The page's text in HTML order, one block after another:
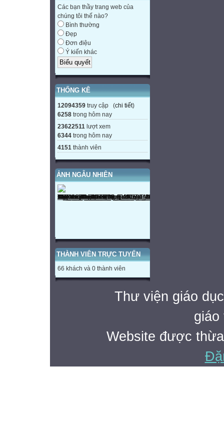
Các bạn thầy trang web của
chúng tôi thế nào?
Bình thường
Đẹp
Đơn điệu
Ý kiến khác
THỐNG KÊ
12094359 truy cập (chi tiết)
6258 trong hôm nay
23622511 lượt xem
6344 trong hôm nay
4151 thành viên
ẢNH NGẪU NHIÊN
THÀNH VIÊN TRỰC TUYẾN
66 khách và 0 thành viên
Thư viện giáo
giáo
Website được